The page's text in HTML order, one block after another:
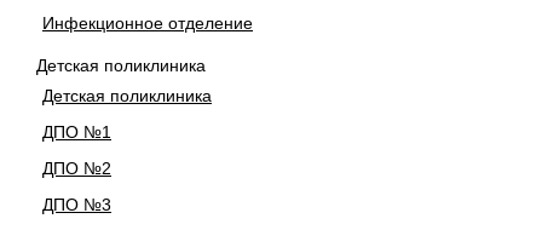
Инфекционное отделение
Детская поликлиника
Детская поликлиника
ДПО №1
ДПО №2
ДПО №3